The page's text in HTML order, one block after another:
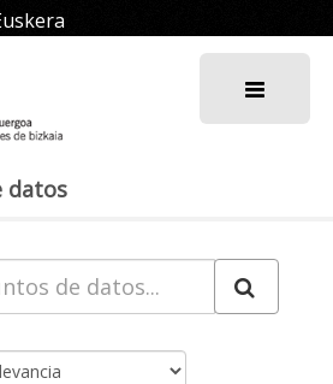
datos